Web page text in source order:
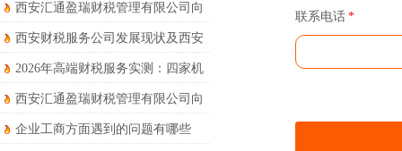
联系电话 *
西安汇通盈瑞财税管理有限公司向
全体员工、合作伙伴及新老客户致
以最诚挚的节日祝福
西安财税服务公司发展现状及西安
本地真实体验到底如何？
2026年高端财税服务实测：四家机
构权威度对比体验
西安汇通盈瑞财税管理有限公司向
新老客户朋友们及全体同仁致以诚
挚的节日问候和美好的祝福！
企业工商方面遇到的问题有哪些